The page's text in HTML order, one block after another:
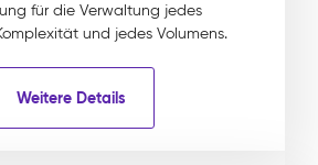
für die Verwaltung jedes
und jedes Volumens.
Weitere Details